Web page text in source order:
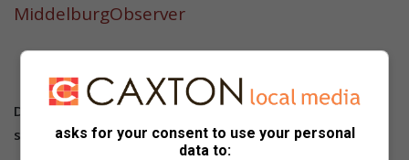
MiddelburgObserver
Do you have information on a news story you think we
should cover?
asks for your consent to use your personal
data to: